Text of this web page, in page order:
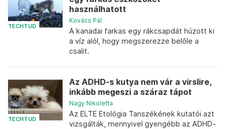
TECHTUD
használhatott
Kovács Pál
A kanadai farkas egy rákcsapdát húzott ki
a víz alól, hogy megszerezze belőle a
csalit.
TECHTUD
Az ADHD-s kutya nem vár a virslire,
inkább megeszi a száraz tápot
Nagy Nikoletta
Az ELTE Etológia Tanszékének kutatói azt
vizsgálták, mennyivel gyengébb az ADHD-